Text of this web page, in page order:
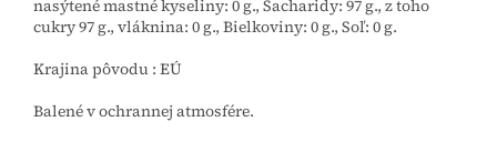
nasýtené mastné kyseliny: 0 g., Sacharidy: 97 g., z toho
cukry 97 g., vláknina: 0 g., Bielkoviny: 0 g., Soľ: 0 g.
Krajina pôvodu : EÚ
Balené v ochrannej atmosfére.